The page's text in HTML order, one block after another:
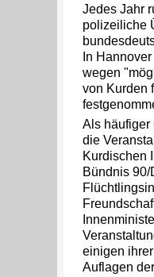
Jedes Jahr
polizeiliche
In
wegen
von Kurden
Als häufiger
die
Kurdischen
Bündnis 90/
einigen
Auflagen